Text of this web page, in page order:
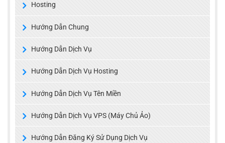
Hosting
Hướng Dẫn Chung
Hướng Dẫn Dịch Vụ
Hướng Dẫn Dịch Vụ Hosting
Hướng Dẫn Dịch Vụ Tên Miền
Hướng Dẫn Dịch Vụ VPS (Máy Chủ Ảo)
Hướng Dẫn Đăng Ký Sử Dụng Dịch Vụ